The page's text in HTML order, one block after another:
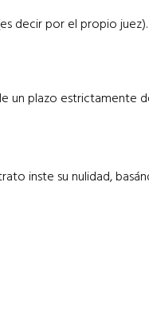
decir por el propio juez).
un plazo estrictamente
inste su nulidad,